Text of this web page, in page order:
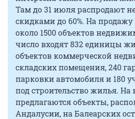
Там до 31 июля распродают
скидками до 60%. На
около 1500 объектов
число входят 832 единицы
объектов коммерческой
складских помещения, 240
парковки автомобиля и 180
под строительство жилья. На
предлагаются объекты,
Андалусии, на Балеарских